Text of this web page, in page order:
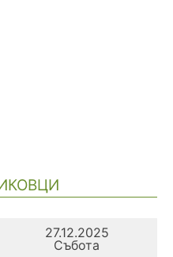
27.12.2025
Събота